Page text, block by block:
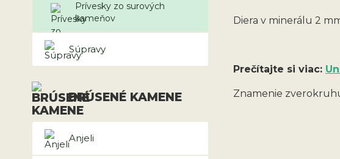
Prívesky zo surových
kameňov
Súpravy
BRÚSENÉ KAMENE
Anjeli
Diera v minerálu 2
Prečítajte si viac:
Znamenie